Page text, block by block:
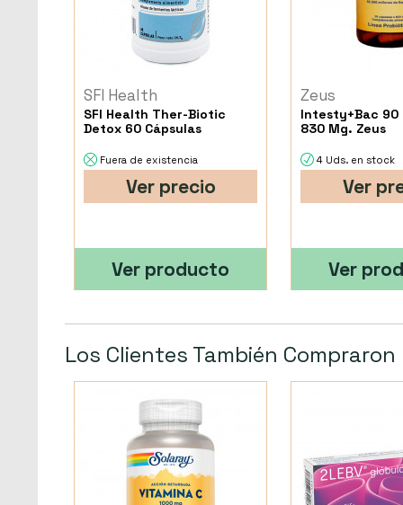
SFI Health
SFI Health Ther-Biotic
Detox 60 Cápsulas
Fuera de existencia
Ver precio
Ver producto
Zeus
Intesty+Bac 90
830 Mg. Zeus
4 Uds. en stock
Ver
Ver
Los Clientes También Compraron